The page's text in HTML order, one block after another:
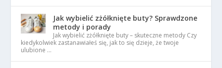
Jak wybielić zżółknięte buty? Sprawdzone
metody i porady
Jak wybielić zżółknięte buty – skuteczne metody Czy
kiedykolwiek zastanawiałeś się, jak to się dzieje, że twoje
ulubione …